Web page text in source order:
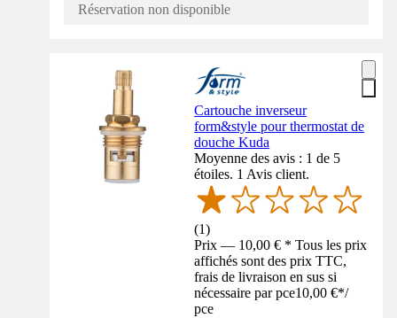
Réservation non disponible
Cartouche inverseur
form&style pour thermostat de
douche Kuda
Moyenne des avis : 1 de 5
étoiles. 1 Avis client.
(1)
Prix — 10,00 € * Tous les prix
affichés sont des prix TTC,
frais de livraison en sus si
nécessaire par pce10,00 €*/
pce